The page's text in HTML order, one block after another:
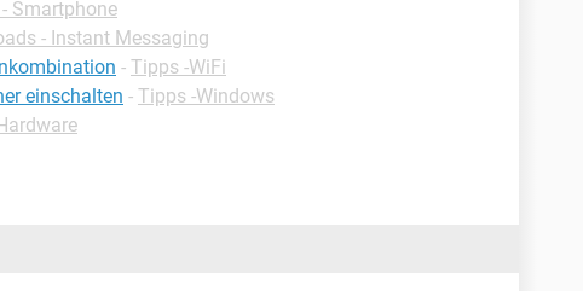
Smartphone
- Instant Messaging
- Tipps -WiFi
einschalten - Tipps -Windows